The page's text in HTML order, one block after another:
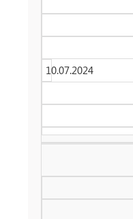
10.07.2024